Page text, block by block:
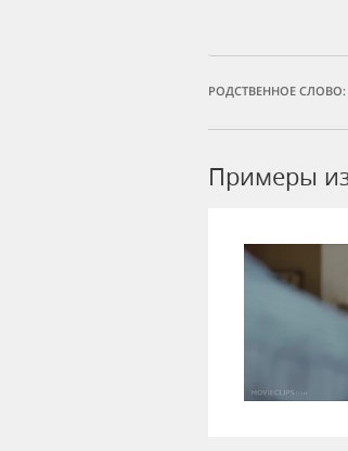
РОДСТВЕННОЕ СЛОВО:
Примеры